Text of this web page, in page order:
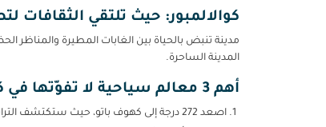
كوالالمبور: حيث تلتقي الثقافات
مدينة تنبض بالحياة بين الغابات المطيرة والمناظر
المدينة الساحرة.
أهم 3 معالم سياحية لا تفوّتها في كوالالمبور
اصعد 272 درجة إلى كهوف باتو، حيث ستكتشف التراث المحلي وسط مشهد طبيعي مذهل.